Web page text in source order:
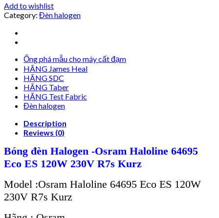
Add to wishlist
Category: Đèn halogen
Ống phá mẫu cho máy cất đạm
HÃNG James Heal
HÃNG SDC
HÃNG Taber
HÃNG Test Fabric
Đèn halogen
Description
Reviews (0)
Bóng đèn Halogen -Osram Haloline 64695
Eco ES 120W 230V R7s Kurz
Model :Osram Haloline 64695 Eco ES 120W
230V R7s Kurz